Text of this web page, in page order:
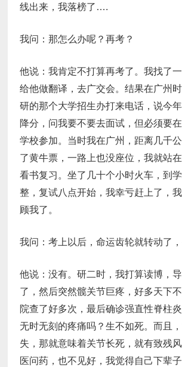
线出来，我落榜了….
我问：那怎么办呢？再考？
他说：我肯定不打算再考了。我找了一
给他做翻译，去广交会。结果在广州
研的那个大学招生办打来电话，说今
降分，问我要不要去面试，但必须要
学校参加。当时我在广州，距离几千
了黄牛票，一路上也没座位，我就站在
看书复习。坐了几十个小时火车，到
整，复试八点开始，我幸亏赶上了，
顾我了。
我问：考上以后，命运齿轮就转动了，
他说：没有。研二时，我打算读博，
了，然后突然髋关节巨疼，好多天下
院查了好多次，最后确诊强直性脊柱
无时无刻的疼痛吗？生不如死。而且
失，那就意味着关节长死，就有致残
医问药，也不见好，我觉得自己下辈